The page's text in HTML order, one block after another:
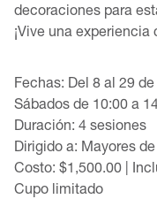
decoraciones para
¡Vive una
Fechas: Del 8 al 29
Sábados de 10:00 a
Duración: 4 sesiones
Dirigido a: Mayores
Costo: $1,500.00 |
Cupo limitado